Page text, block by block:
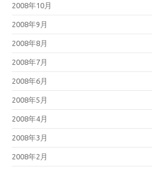
2008年10月
2008年9月
2008年8月
2008年7月
2008年6月
2008年5月
2008年4月
2008年3月
2008年2月